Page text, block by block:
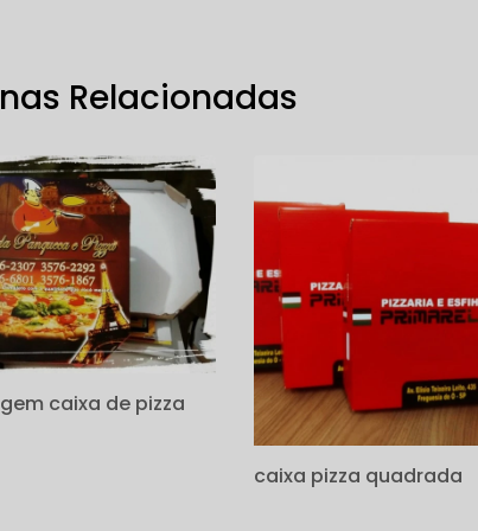
Relacionadas
caixa de pizza
caixa pizza quadrada